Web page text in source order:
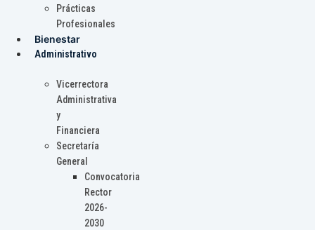
Prácticas
Profesionales
Bienestar
Administrativo
Vicerrectora
Administrativa
y
Financiera
Secretaría
General
Convocatoria
Rector
2026-
2030